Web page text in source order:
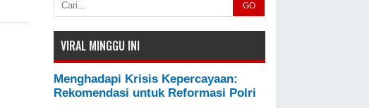
GO
VIRAL MINGGU INI
Menghadapi Krisis Kepercayaan:
Rekomendasi untuk Reformasi Polri